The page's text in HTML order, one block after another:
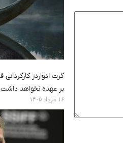
بر عهده نخواهد داشت
۱۶ مرداد ۱۴۰۵